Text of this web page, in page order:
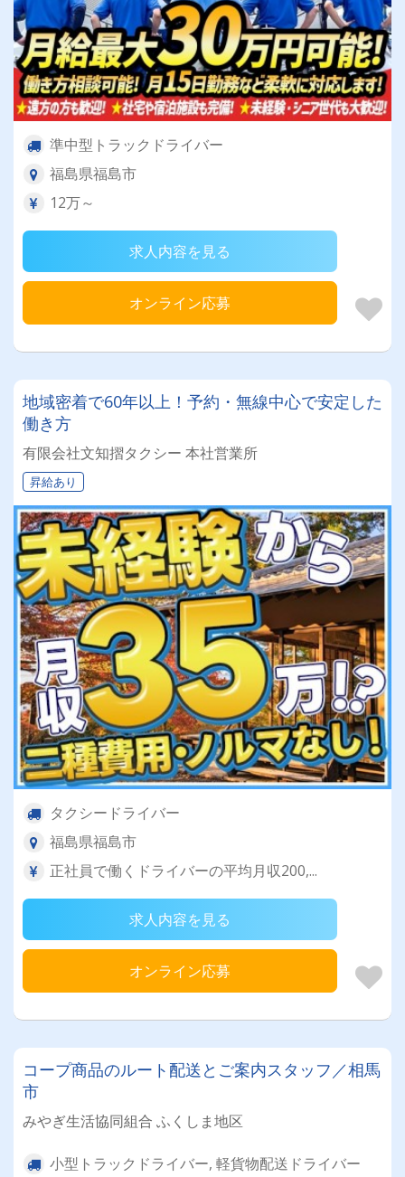
準中型トラックドライバー
福島県福島市
12万～
求人内容を見る
オンライン応募
地域密着で60年以上！予約・無線中心で安定した
働き方
有限会社文知摺タクシー 本社営業所
昇給あり
タクシードライバー
福島県福島市
正社員で働くドライバーの平均月収200,...
求人内容を見る
オンライン応募
コープ商品のルート配送とご案内スタッフ／相馬
市
みやぎ生活協同組合 ふくしま地区
小型トラックドライバー, 軽貨物配送ドライバー